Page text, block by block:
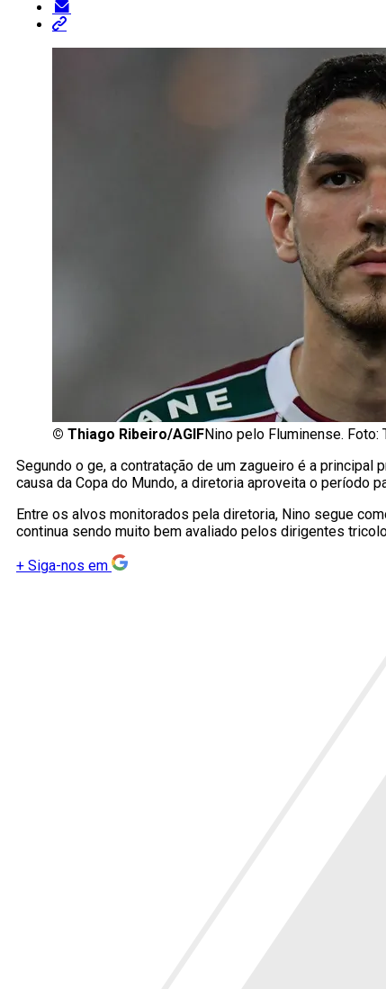
© Thiago Ribeiro/AGIFNino pelo Fluminense. Foto:
Segundo o ge, a contratação de um zagueiro é a principal
causa da Copa do Mundo, a diretoria aproveita o período
Entre os alvos monitorados pela diretoria, Nino segue
continua sendo muito bem avaliado pelos dirigentes
+ Siga-nos em